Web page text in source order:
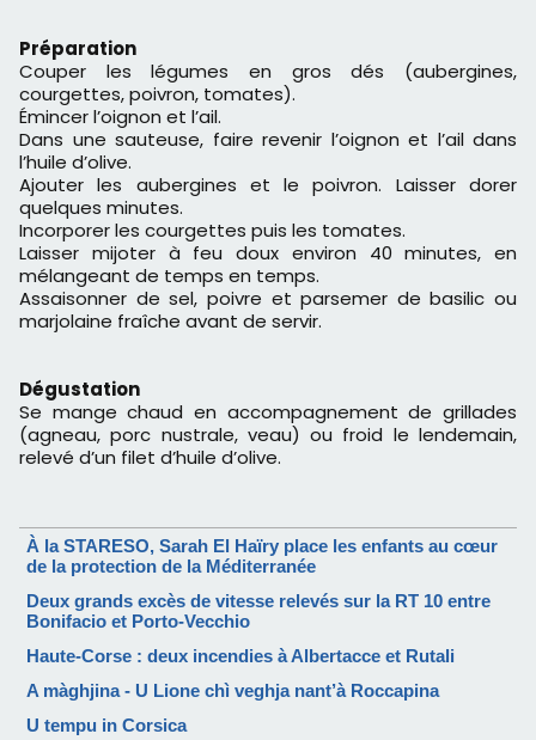
Préparation
Couper les légumes en gros dés (aubergines,
courgettes, poivron, tomates).
Émincer l’oignon et l’ail.
Dans une sauteuse, faire revenir l’oignon et l’ail dans
l’huile d’olive.
Ajouter les aubergines et le poivron. Laisser dorer
quelques minutes.
Incorporer les courgettes puis les tomates.
Laisser mijoter à feu doux environ 40 minutes, en
mélangeant de temps en temps.
Assaisonner de sel, poivre et parsemer de basilic ou
marjolaine fraîche avant de servir.
Dégustation
Se mange chaud en accompagnement de grillades
(agneau, porc nustrale, veau) ou froid le lendemain,
relevé d’un filet d’huile d’olive.
À la STARESO, Sarah El Haïry place les enfants au cœur
de la protection de la Méditerranée
Deux grands excès de vitesse relevés sur la RT 10 entre
Bonifacio et Porto-Vecchio
Haute-Corse : deux incendies à Albertacce et Rutali
A màghjina - U Lione chì veghja nant’à Roccapina
U tempu in Corsica